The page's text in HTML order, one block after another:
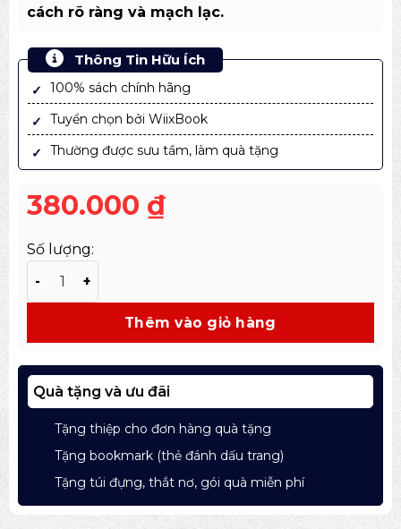
cách rõ ràng và mạch lạc.
Thông Tin Hữu Ích
100% sách chính hãng
Tuyển chọn bởi WiixBook
Thường được sưu tầm, làm quà tặng
380.000 ₫
Số lượng:
Thêm vào giỏ hàng
Quà tặng và ưu đãi
Tặng thiệp cho đơn hàng quà tặng
Tặng bookmark (thẻ đánh dấu trang)
Tặng túi đựng, thắt nơ, gói quà miễn phí